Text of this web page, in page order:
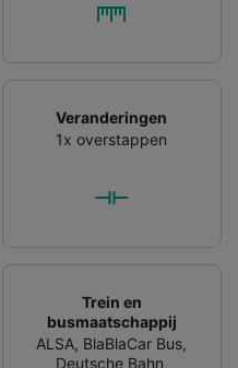
Veranderingen
1x overstappen
Trein en
busmaatschappij
ALSA, BlaBlaCar Bus,
Deutsche Bahn,